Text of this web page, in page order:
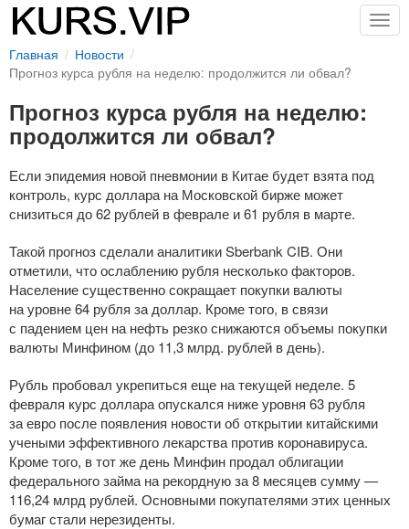
Главная
Новости
Прогноз курса рубля на неделю: продолжится ли обвал?
Прогноз курса рубля на неделю:
продолжится ли обвал?
Если эпидемия новой пневмонии в Китае будет взята под
контроль, курс доллара на Московской бирже может
снизиться до 62 рублей в феврале и 61 рубля в марте.
Такой прогноз сделали аналитики Sberbank CIB. Они
отметили, что ослаблению рубля несколько факторов.
Население существенно сокращает покупки валюты
на уровне 64 рубля за доллар. Кроме того, в связи
с падением цен на нефть резко снижаются объемы покупки
валюты Минфином (до 11,3 млрд. рублей в день).
Рубль пробовал укрепиться еще на текущей неделе. 5
февраля курс доллара опускался ниже уровня 63 рубля
за евро после появления новости об открытии китайскими
учеными эффективного лекарства против коронавируса.
Кроме того, в тот же день Минфин продал облигации
федерального займа на рекордную за 8 месяцев сумму —
116,24 млрд рублей. Основными покупателями этих ценных
бумаг стали нерезиденты.